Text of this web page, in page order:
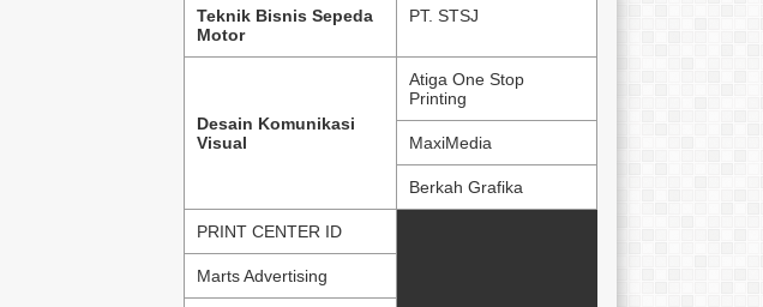
Teknik Bisnis Sepeda
Motor
PT. STSJ
Desain Komunikasi
Visual
Atiga One Stop
Printing
MaxiMedia
Berkah Grafika
PRINT CENTER ID
Marts Advertising